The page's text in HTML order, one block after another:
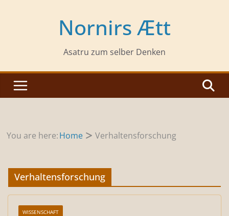
Nornirs Ætt
Asatru zum selber Denken
You are here:Home Verhaltensforschung
Verhaltensforschung
WISSENSCHAFT